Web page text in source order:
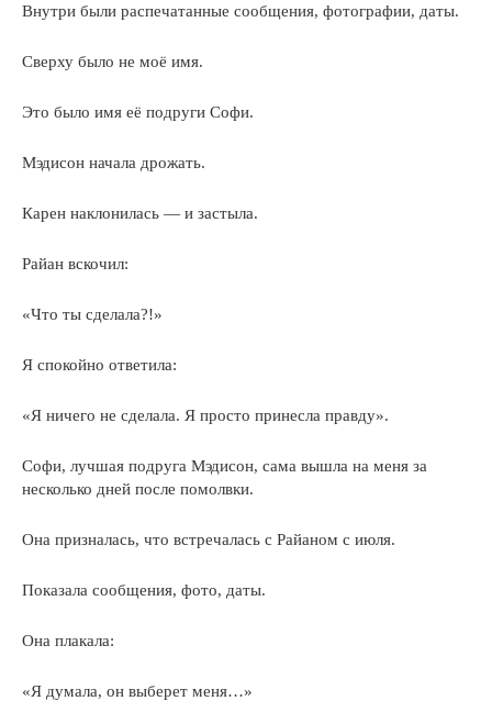
Внутри были распечатанные сообщения, фотографии, даты.
Сверху было не моё имя.
Это было имя её подруги Софи.
Мэдисон начала дрожать.
Карен наклонилась — и застыла.
Райан вскочил:
«Что ты сделала?!»
Я спокойно ответила:
«Я ничего не сделала. Я просто принесла правду».
Софи, лучшая подруга Мэдисон, сама вышла на меня за
несколько дней после помолвки.
Она призналась, что встречалась с Райаном с июля.
Показала сообщения, фото, даты.
Она плакала:
«Я думала, он выберет меня…»